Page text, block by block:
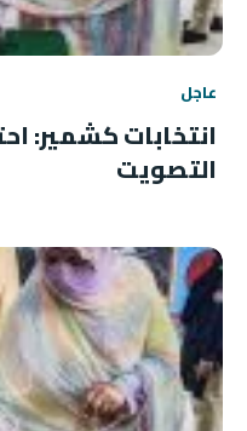
عاجل
انتخابات كشمير:
التصويت